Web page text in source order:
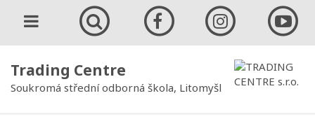
Trading Centre
Soukromá střední odborná škola, Litomyšl